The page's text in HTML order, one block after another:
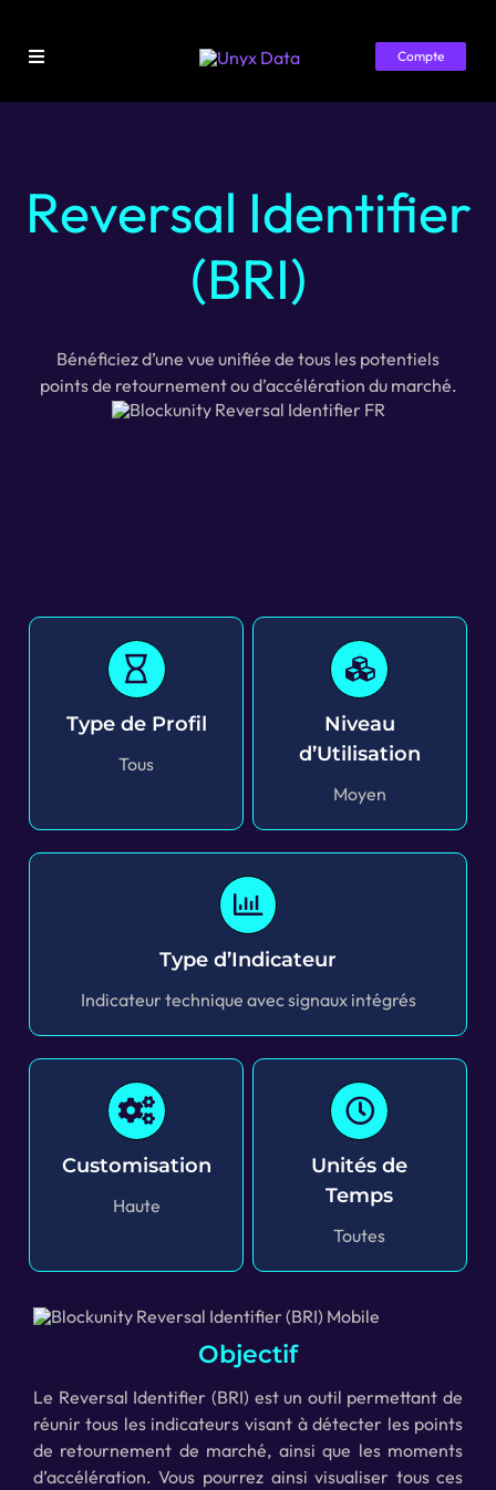
contenuToggle
Tarifs
Ressources
Compte
Reversal Identifier
(BRI)
Bénéficiez d’une vue unifiée de tous les potentiels
points de retournement ou d’accélération du marché.
Type de Profil
Tous
Niveau
d’Utilisation
Moyen
Type d’Indicateur
Indicateur technique avec signaux intégrés
Customisation
Haute
Unités de
Temps
Toutes
Objectif
Le Reversal Identifier (BRI) est un outil permettant de
réunir tous les indicateurs visant à détecter les points
de retournement de marché, ainsi que les moments
d’accélération. Vous pourrez ainsi visualiser tous ces